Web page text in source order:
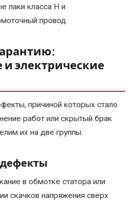
лаки класса H и
провод.
электрические
причиной которых стало
работ или скрытый брак
их на две группы.
в обмотке статора или
скачков напряжения сверх